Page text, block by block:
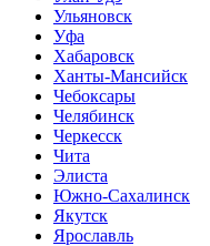
Ульяновск
Уфа
Хабаровск
Ханты-Мансийск
Чебоксары
Челябинск
Черкесск
Чита
Элиста
Южно-Сахалинск
Якутск
Ярославль